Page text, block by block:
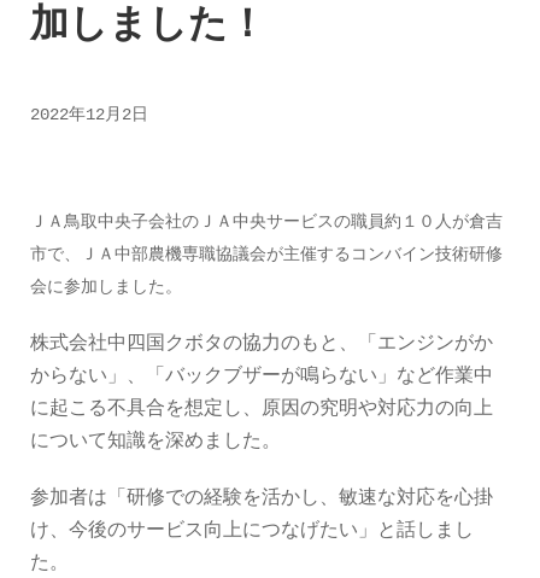
加しました！
2022年12月2日
ＪＡ鳥取中央子会社のＪＡ中央サービスの職員約１０人が倉吉
市で、ＪＡ中部農機専職協議会が主催するコンバイン技術研修
会に参加しました。
株式会社中四国クボタの協力のもと、「エンジンがか
からない」、「バックブザーが鳴らない」など作業中
に起こる不具合を想定し、原因の究明や対応力の向上
について知識を深めました。
参加者は「研修での経験を活かし、敏速な対応を心掛
け、今後のサービス向上につなげたい」と話しまし
た。